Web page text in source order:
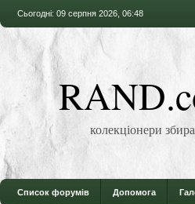
Сьогодні: 09 серпня 2026, 06:48
колекціонери
Список форумів Допомога